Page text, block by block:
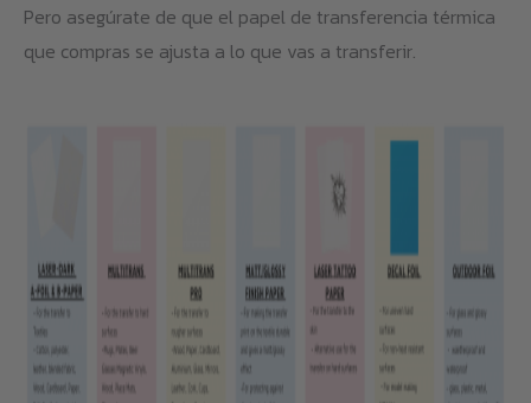
Pero asegúrate de que el papel de transferencia térmica
que compras se ajusta a lo que vas a transferir.